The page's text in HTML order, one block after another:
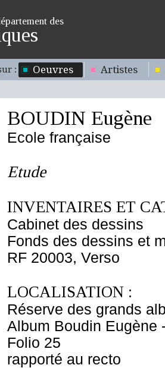
des
: Oeuvres Artistes
BOUDIN Eugène
Ecole française
Etude
INVENTAIRES ET
Cabinet des dessins
Fonds des dessins et
RF 20003, Verso
LOCALISATION :
Réserve des grands
Album Boudin Eugène
Folio 25
rapporté au recto